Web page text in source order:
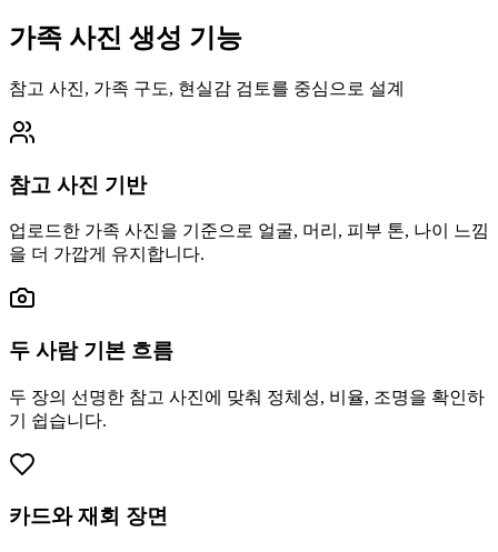
가족 사진 생성 기능
참고 사진, 가족 구도, 현실감 검토를 중심으로 설계
참고 사진 기반
업로드한 가족 사진을 기준으로 얼굴, 머리, 피부 톤, 나이 느낌
을 더 가깝게 유지합니다.
두 사람 기본 흐름
두 장의 선명한 참고 사진에 맞춰 정체성, 비율, 조명을 확인하
기 쉽습니다.
카드와 재회 장면